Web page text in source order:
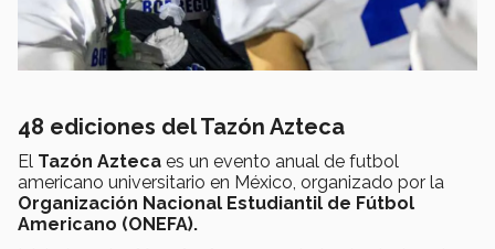
48 ediciones del Tazón Azteca
El Tazón Azteca es un evento anual de futbol
americano universitario en México, organizado por la
Organización Nacional Estudiantil de Fútbol
Americano (ONEFA).